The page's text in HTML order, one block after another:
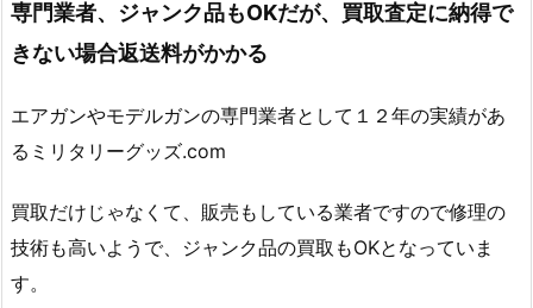
専門業者、ジャンク品もOKだが、買取査定に納得で
きない場合返送料がかかる
エアガンやモデルガンの専門業者として１２年の実績があ
るミリタリーグッズ.com
買取だけじゃなくて、販売もしている業者ですので修理の
技術も高いようで、ジャンク品の買取もOKとなっていま
す。